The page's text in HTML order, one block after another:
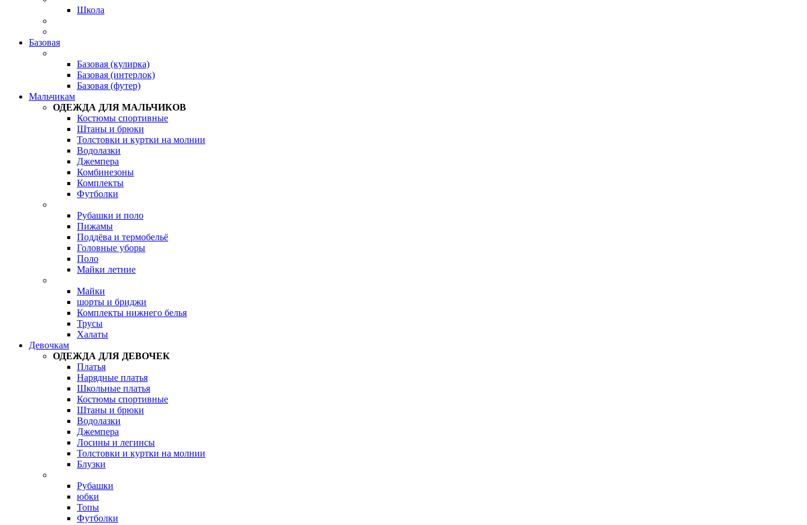
Школа
Базовая
Базовая (кулирка)
Базовая (интерлок)
Базовая (футер)
Мальчикам
ОДЕЖДА ДЛЯ МАЛЬЧИКОВ
Костюмы спортивные
Штаны и брюки
Толстовки и куртки на молнии
Водолазки
Джемпера
Комбинезоны
Комплекты
Футболки
Рубашки и поло
Пижамы
Поддёва и термобельё
Головные уборы
Поло
Майки летние
Майки
шорты и бриджи
Комплекты нижнего белья
Трусы
Халаты
Девочкам
ОДЕЖДА ДЛЯ ДЕВОЧЕК
Платья
Нарядные платья
Школьные платья
Костюмы спортивные
Штаны и брюки
Водолазки
Джемпера
Лосины и легинсы
Толстовки и куртки на молнии
Блузки
Рубашки
юбки
Топы
Футболки